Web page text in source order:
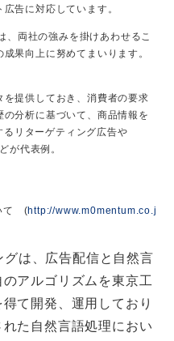
告に対応しています。
両社の強みを掛けあわせるこ
果向上に努めてまいります。
提供しておき、消費者の要求
分析に基づいて、商品情報を
リターゲティング広告や
が代表例。
て (http://www.m0mentum.co.j
は、広告配信と自然言
アルゴリズムを東京工
て開発、運用しており
た自然言語処理におい